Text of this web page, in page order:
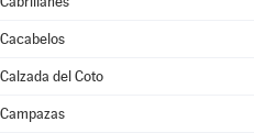
Cacabelos
Calzada del Coto
Campazas